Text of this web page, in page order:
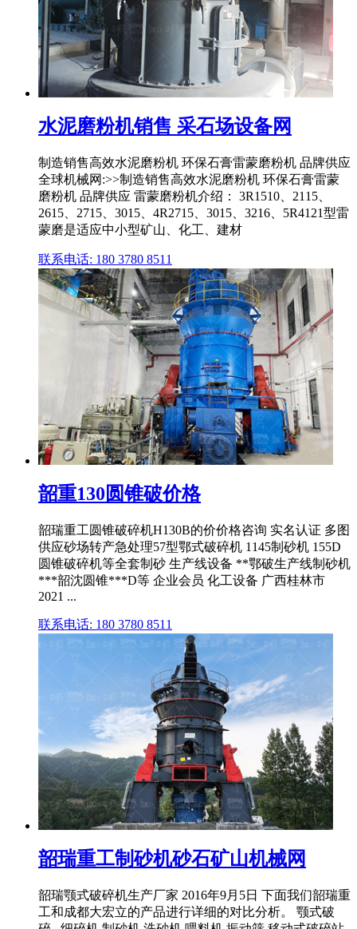
水泥磨粉机销售 采石场设备网
制造销售高效水泥磨粉机 环保石膏雷蒙磨粉机 品牌供应
全球机械网:>>制造销售高效水泥磨粉机 环保石膏雷蒙
磨粉机 品牌供应 雷蒙磨粉机介绍： 3R1510、2115、
2615、2715、3015、4R2715、3015、3216、5R4121型雷
蒙磨是适应中小型矿山、化工、建材
联系电话: 180 3780 8511
韶重130圆锥破价格
韶瑞重工圆锥破碎机H130B的价价格咨询 实名认证 多图
供应砂场转产急处理57型鄂式破碎机 1145制砂机 155D
圆锥破碎机等全套制砂 生产线设备 **鄂破生产线制砂机
***韶沈圆锥***D等 企业会员 化工设备 广西桂林市
2021 ...
联系电话: 180 3780 8511
韶瑞重工制砂机砂石矿山机械网
韶瑞颚式破碎机生产厂家 2016年9月5日 下面我们韶瑞重
工和成都大宏立的产品进行详细的对比分析。 颚式破